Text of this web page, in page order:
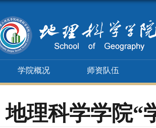
学院概况 师资队伍
地理科学学院“